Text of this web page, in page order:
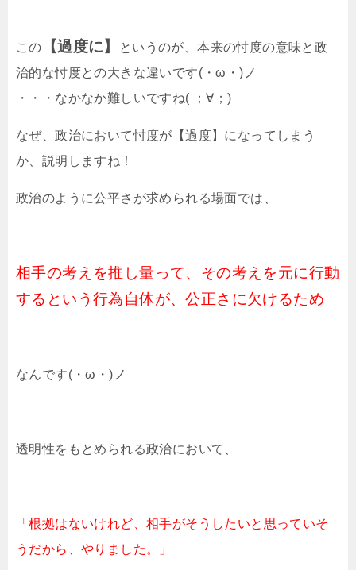
この 【過度に】
というのが、本来の忖度の意味と政
治的な忖度との大きな違いです(・ω・)ノ
・・・なかなか難しいですね( ；∀；)
なぜ、政治において忖度が【過度】になってしまう
か、説明しますね！
政治のように公平さが求められる場面では、
相手の考えを推し量って、その考えを元に行動
するという行為自体が、公正さに欠けるため
なんです(・ω・)ノ
透明性をもとめられる政治において、
「根拠はないけれど、相手がそうしたいと思っていそ
うだから、やりました。」